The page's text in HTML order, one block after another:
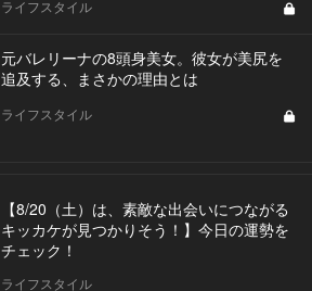
ライフスタイル
元バレリーナの8頭身美女。彼女が美尻を
追及する、まさかの理由とは
ライフスタイル
【8/20（土）は、素敵な出会いにつながる
キッカケが見つかりそう！】今日の運勢を
チェック！
ライフスタイル